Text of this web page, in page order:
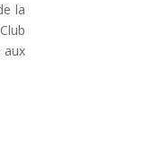
la
aux